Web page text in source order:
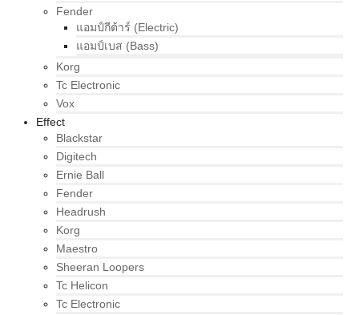
Fender
แอมป์กีต้าร์ (Electric)
แอมป์เบส (Bass)
Korg
Tc Electronic
Vox
Effect
Blackstar
Digitech
Ernie Ball
Fender
Headrush
Korg
Maestro
Sheeran Loopers
Tc Helicon
Tc Electronic